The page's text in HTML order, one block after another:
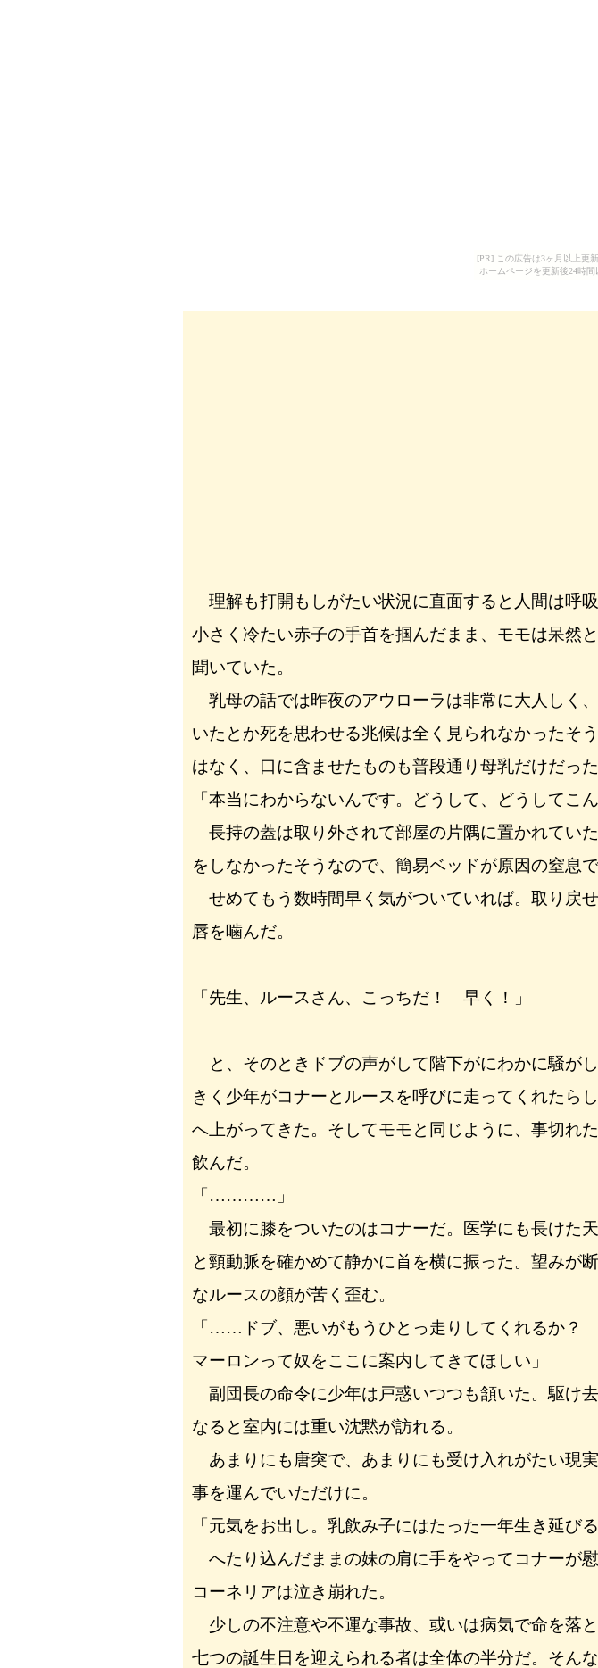
[PR] この広告は3ヶ月以上更
ホームページを更新後24時間
理解も打開もしがたい状況に直面すると人間は呼吸
小さく冷たい赤子の手首を掴んだまま、モモは呆然
聞いていた。
乳母の話では昨夜のアウローラは非常に大人しく
いたとか死を思わせる兆候は全く見られなかったそ
はなく、口に含ませたものも普段通り母乳だけだった
「本当にわからないんです。どうして、どうしてこ
長持の蓋は取り外されて部屋の片隅に置かれてい
をしなかったそうなので、簡易ベッドが原因の窒息で
せめてもう数時間早く気がついていれば。取り戻
唇を噛んだ。
「先生、ルースさん、こっちだ！ 早く！」
と、そのときドブの声がして階下がにわかに騒が
きく少年がコナーとルースを呼びに走ってくれたら
へ上がってきた。そしてモモと同じように、事切れ
飲んだ。
「…………」
最初に膝をついたのはコナーだ。医学にも長けた
と頸動脈を確かめて静かに首を横に振った。望みが
なルースの顔が苦く歪む。
「……ドブ、悪いがもうひとっ走りしてくれるか？
マーロンって奴をここに案内してきてほしい」
副団長の命令に少年は戸惑いつつも頷いた。駆け
なると室内には重い沈黙が訪れる。
あまりにも唐突で、あまりにも受け入れがたい現
事を運んでいただけに。
「元気をお出し。乳飲み子にはたった一年生き延び
へたり込んだままの妹の肩に手をやってコナーが
コーネリアは泣き崩れた。
少しの不注意や不運な事故、或いは病気で命を落
七つの誕生日を迎えられる者は全体の半分だ。そん